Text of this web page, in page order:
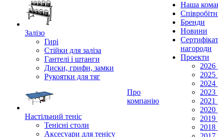
Залізо
Гирі
Стійки для заліза
Гантелі і штанги
Диски, грифи, замки
Рукоятки для тяг
Настільний теніс
Тенісні столи
Аксесуари для тенісу
Про
компанію
Наша
Бренди
Новини
нагороди
Проекти
2026
2025
2024
2023
2021
2020
2019
2018